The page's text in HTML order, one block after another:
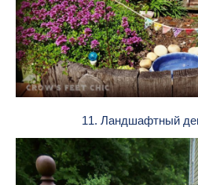
11. Ландшафтный